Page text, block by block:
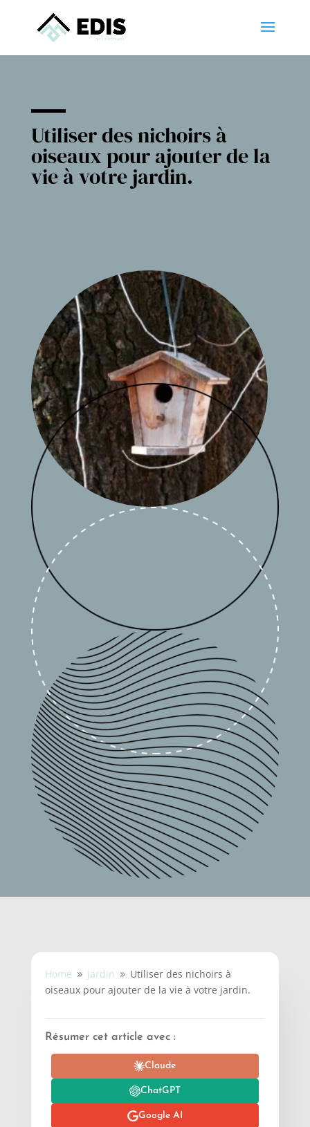
Utiliser des nichoirs à
oiseaux pour ajouter de la
vie à votre jardin.
Home 9 Jardin 9 Utiliser des nichoirs à
oiseaux pour ajouter de la vie à votre jardin.
Résumer cet article avec :
Claude
ChatGPT
Google AI